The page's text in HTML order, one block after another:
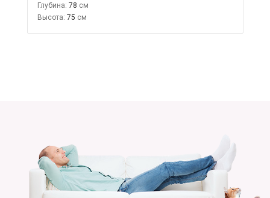
Глубина: 78
Высота: 75